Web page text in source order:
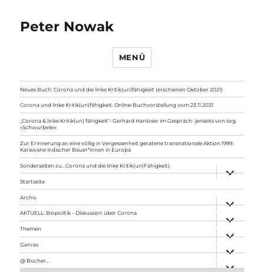
Peter Nowak
MENÜ
Neues Buch: Corona und die linke Kritik(un)fähigkeit (erschienen Oktober 2021)
Corona und linke Kritik(un)fähigkeit. Online-Buchvorstellung vom 23.11.2021
„Corona & linke Kritik(un) fähigkeit“- Gerhard Hanloser im Gespräch- jenseits von sog.
»Schwurbelei«
Zur Erinnerung an eine völlig in Vergessenheit geratene transnationale Aktion 1999:
Karawane indischer Bauer*innen in Europa
Sonderseiten zu…Corona und die linke Kritik(un)Fähigkeit).
anzeigen
Startseite
Archiv
anzeigen
AKTUELL: Biopolitik – Diskussion über Corona
anzeigen
Themen
anzeigen
Genres
anzeigen
@ Bücher…